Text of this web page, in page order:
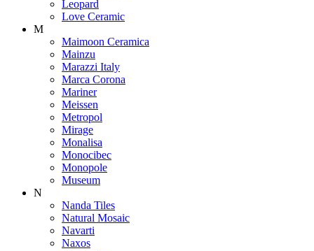
Leopard
Love Ceramic
M
Maimoon Ceramica
Mainzu
Marazzi Italy
Marca Corona
Mariner
Meissen
Metropol
Mirage
Monalisa
Monocibec
Monopole
Museum
N
Nanda Tiles
Natural Mosaic
Navarti
Naxos